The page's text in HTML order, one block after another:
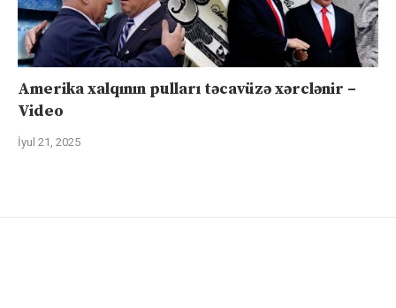
Amerika xalqının pulları təcavüzə xərclənir –
Video
İyul 21, 2025